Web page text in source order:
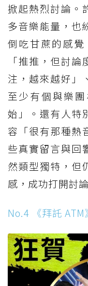
掀起熱烈討論。
多音樂能量，也
倒吃甘蔗的感覺
「推推，但討
注，越來越好」
至少有個與樂
始」。還有人特
容「很有那種熱
些真實留言與回
然類型獨特，但
感，成功打開討
No.4 《拜託 ATM